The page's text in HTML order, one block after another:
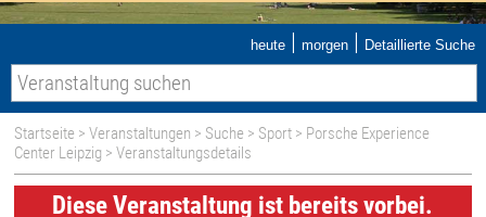
heute | morgen | Detaillierte Suche
Startseite >Veranstaltungen > Suche > Sport > Porsche Experience
Center Leipzig > Veranstaltungsdetails
Diese Veranstaltung ist bereits vorbei.